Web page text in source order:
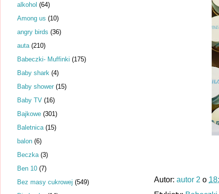
Autor: autor 2 o
alkohol (64)
Among us (10)
angry birds (36)
auta (210)
Babeczki- Muffinki (175)
Baby shark (4)
Baby shower (15)
Baby TV (16)
Bajkowe (301)
Baletnica (15)
balon (6)
Beczka (3)
Ben 10 (7)
Bez masy cukrowej (549)